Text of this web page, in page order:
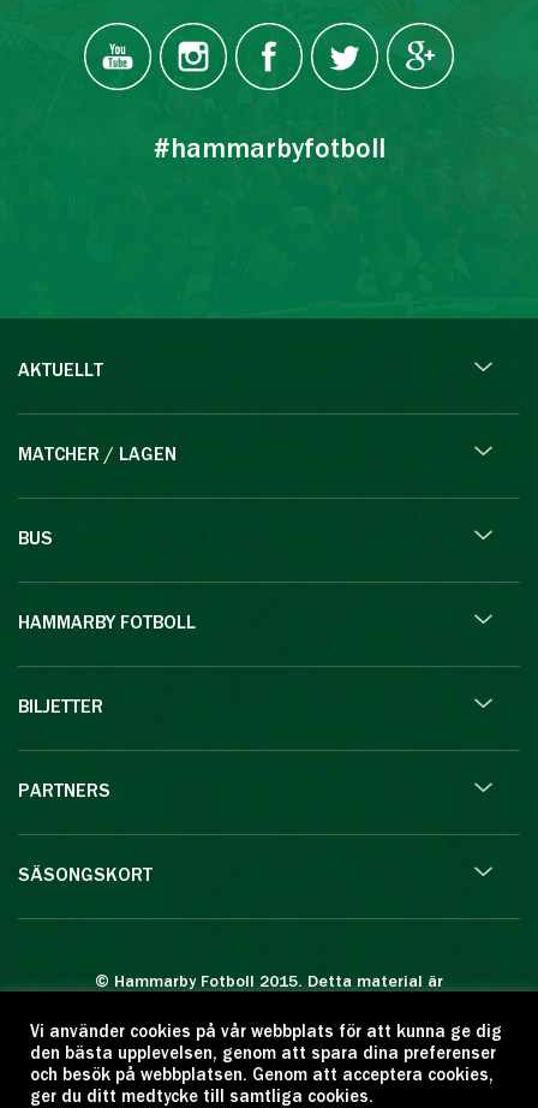
#hammarbyfotboll
AKTUELLT
MATCHER / LAGEN
BUS
HAMMARBY FOTBOLL
BILJETTER
PARTNERS
SÄSONGSKORT
© Hammarby Fotboll 2015. Detta material är
Eftertryck eller annan kopiering är förbjuden.
Citera oss gärna men ange källan:
www.hammarbyfotboll.se. Ansvarig utgivare:
Vi använder cookies på vår webbplats för att kunna ge dig
den bästa upplevelsen, genom att spara dina preferenser
och besök på webbplatsen. Genom att acceptera cookies,
ger du ditt medtycke till samtliga cookies.